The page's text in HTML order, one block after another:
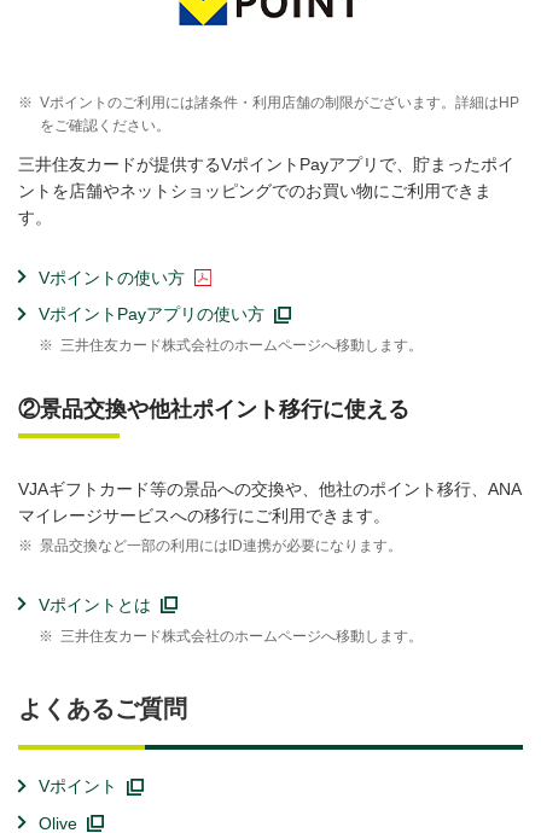
※ Vポイントのご利用には諸条件・利用店舗の制限がございます。詳細はHP
をご確認ください。
三井住友カードが提供するVポイントPayアプリで、貯まったポイ
ントを店舗やネットショッピングでのお買い物にご利用できま
す。
Vポイントの使い方
VポイントPayアプリの使い方
※ 三井住友カード株式会社のホームページへ移動します。
②景品交換や他社ポイント移行に使える
VJAギフトカード等の景品への交換や、他社のポイント移行、ANA
マイレージサービスへの移行にご利用できます。
※ 景品交換など一部の利用にはID連携が必要になります。
Vポイントとは
※ 三井住友カード株式会社のホームページへ移動します。
よくあるご質問
Vポイント
Olive